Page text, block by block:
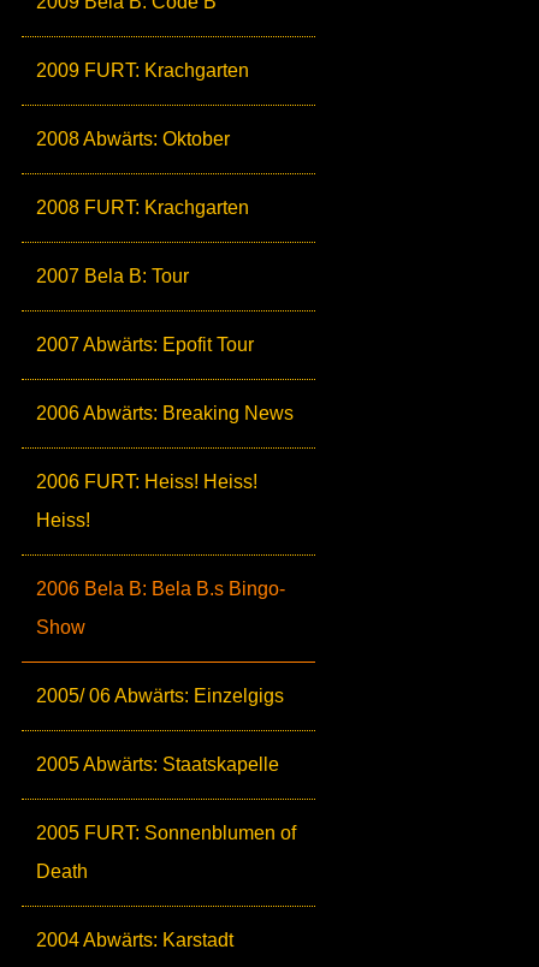
2009 FURT: Krachgarten
2008 Abwärts: Oktober
2008 FURT: Krachgarten
2007 Bela B: Tour
2007 Abwärts: Epofit Tour
2006 Abwärts: Breaking News
2006 FURT: Heiss! Heiss!
Heiss!
2006 Bela B: Bela B.s Bingo-
Show
2005/ 06 Abwärts: Einzelgigs
2005 Abwärts: Staatskapelle
2005 FURT: Sonnenblumen of
Death
2004 Abwärts: Karstadt